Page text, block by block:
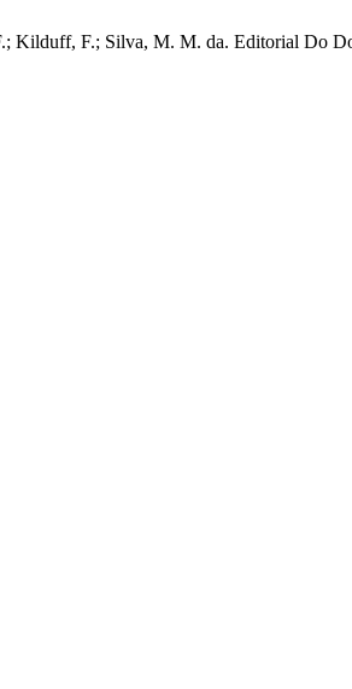
Kilduff, F.; Silva, M. M. da. Editorial Do